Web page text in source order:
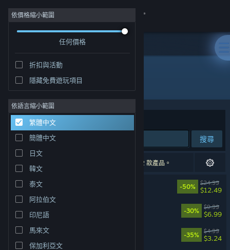
登入
社群
關於
客服
變更語言
取得 Steam 行動應用程式
檢視電腦版網頁
依價格縮小範圍
任何價格
折扣與活動
隱藏免費遊玩項目
依語言縮小範圍
繁體中文
簡體中文
日文
韓文
泰文
阿拉伯文
印尼語
馬來文
保加利亞文
發行商: BINGOBELL
排序依據 相關性
搜尋
7 項相符的搜尋結果。 已根據您的偏好設定排除 2 款產品。
-50%
$24.99
$12.49
-30%
$9.99
$6.99
-35%
$4.99
$3.24